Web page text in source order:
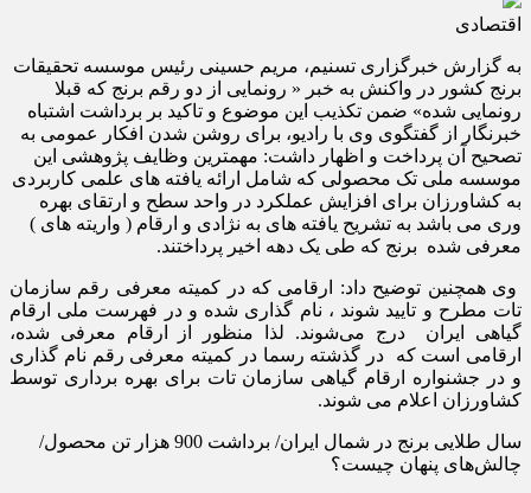
اقتصادی
به گزارش خبرگزاری تسنیم، مریم حسینی رئیس موسسه تحقیقات
برنج کشور در واکنش به خبر « رونمایی از دو رقم برنج که قبلا
رونمایی شده» ضمن تکذیب این موضوع و تاکید بر برداشت اشتباه
خبرنگار از گفتگوی وی با رادیو، برای روشن شدن افکار عمومی به
تصحیح آن پرداخت و اظهار داشت: مهمترین وظایف پژوهشی این
موسسه ملی تک محصولی که شامل ارائه یافته های علمی کاربردی
به کشاورزان برای افزایش عملکرد در واحد سطح و ارتقای بهره
وری می باشد به تشریح یافته های به نژادی و ارقام ( واریته های )
معرفی شده برنج که طی یک دهه اخیر پرداختند.
وی همچنین توضیح داد: ارقامی که در کمیته معرفی رقم سازمان
تات مطرح و تایید شوند ، نام گذاری شده و در فهرست ملی ارقام
گیاهی ایران درج می‌شوند. لذا منظور از ارقام معرفی شده،
ارقامی است که در گذشته رسما در کمیته معرفی رقم نام گذاری
و در جشنواره ارقام گیاهی سازمان تات برای بهره برداری توسط
کشاورزان اعلام می شوند.
سال طلایی برنج در شمال ایران/ برداشت 900 هزار تن محصول/‌
چالش‌های پنهان چیست؟